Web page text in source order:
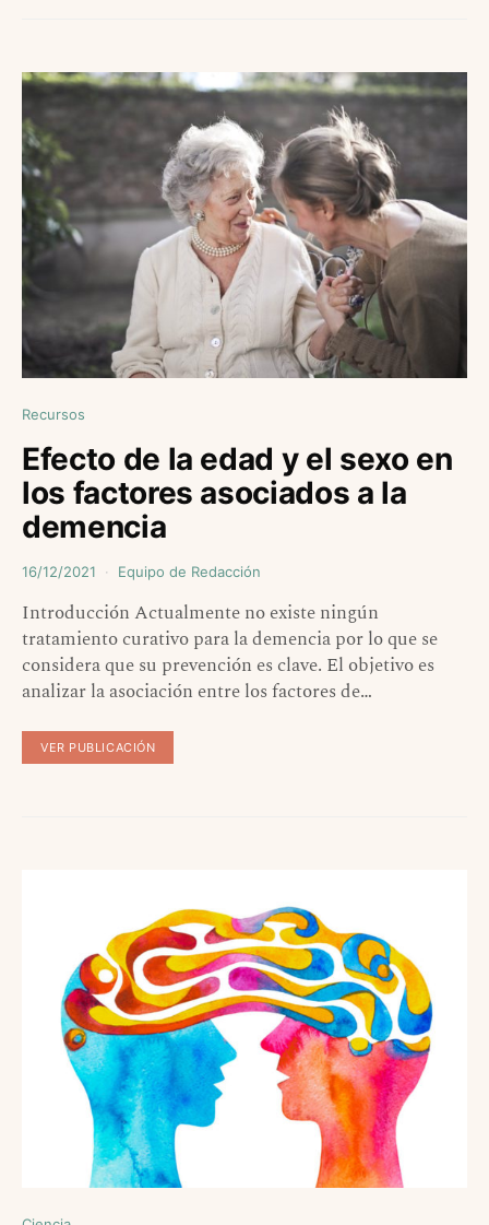
Recursos
Efecto de la edad y el sexo en
los factores asociados a la
demencia
16/12/2021 Equipo de Redacción
Introducción Actualmente no existe ningún
tratamiento curativo para la demencia por lo que se
considera que su prevención es clave. El objetivo es
analizar la asociación entre los factores de…
VER PUBLICACIÓN